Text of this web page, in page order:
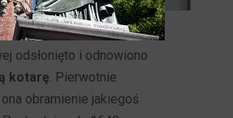
zachodniej nawy
odsłonięto i odnowiono
kotarę. Pierwotnie
ona obramienie jakiegoś